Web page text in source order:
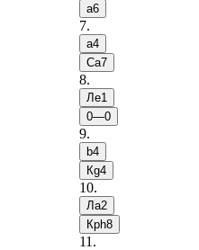
a6
7.
a4
Сa7
8.
Лe1
0—0
9.
b4
Кg4
10.
Лa2
Крh8
11 .